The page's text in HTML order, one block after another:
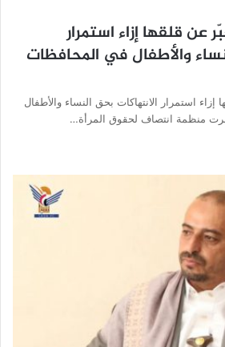
قلقها إزاء استمرار
والأطفال في المحافظات
استمرار الانتهاكات بحق النساء والأطفال
منظمة انتصاف لحقوق المرأة…